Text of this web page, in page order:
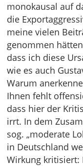
monokausal auf
die
meine vielen
genommen
dass ich diese
wie es auch
Warum
Ihnen fehlt
dass hier der
irrt. In dem
sog. „moderate
in Deutschland
Wirkung kritisiert: